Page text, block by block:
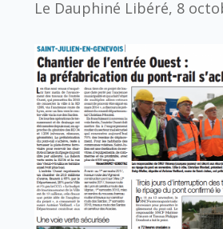
Le Dauphiné Libéré, 8